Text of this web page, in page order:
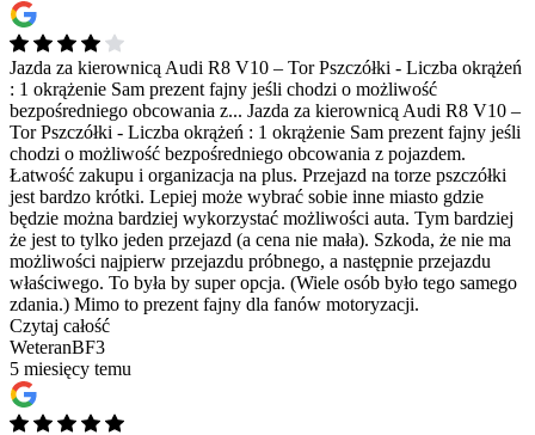
Jazda za kierownicą Audi R8 V10 – Tor Pszczółki - Liczba okrążeń
: 1 okrążenie Sam prezent fajny jeśli chodzi o możliwość
bezpośredniego obcowania z... Jazda za kierownicą Audi R8 V10 –
Tor Pszczółki - Liczba okrążeń : 1 okrążenie Sam prezent fajny jeśli
chodzi o możliwość bezpośredniego obcowania z pojazdem.
Łatwość zakupu i organizacja na plus. Przejazd na torze pszczółki
jest bardzo krótki. Lepiej może wybrać sobie inne miasto gdzie
będzie można bardziej wykorzystać możliwości auta. Tym bardziej
że jest to tylko jeden przejazd (a cena nie mała). Szkoda, że nie ma
możliwości najpierw przejazdu próbnego, a następnie przejazdu
właściwego. To była by super opcja. (Wiele osób było tego samego
zdania.) Mimo to prezent fajny dla fanów motoryzacji.
Czytaj całość
WeteranBF3
5 miesięcy temu